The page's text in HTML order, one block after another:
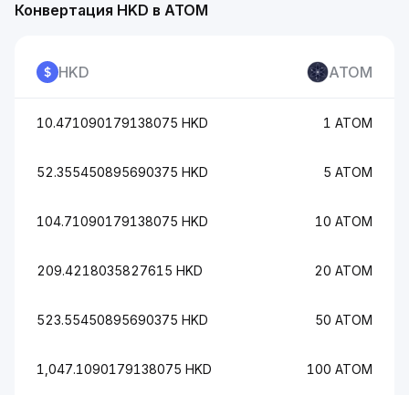
Конвертация HKD в ATOM
HKD ATOM
10.471090179138075 HKD 1 ATOM
52.355450895690375 HKD 5 ATOM
104.71090179138075 HKD 10 ATOM
209.4218035827615 HKD 20 ATOM
523.55450895690375 HKD 50 ATOM
1,047.1090179138075 HKD 100 ATOM